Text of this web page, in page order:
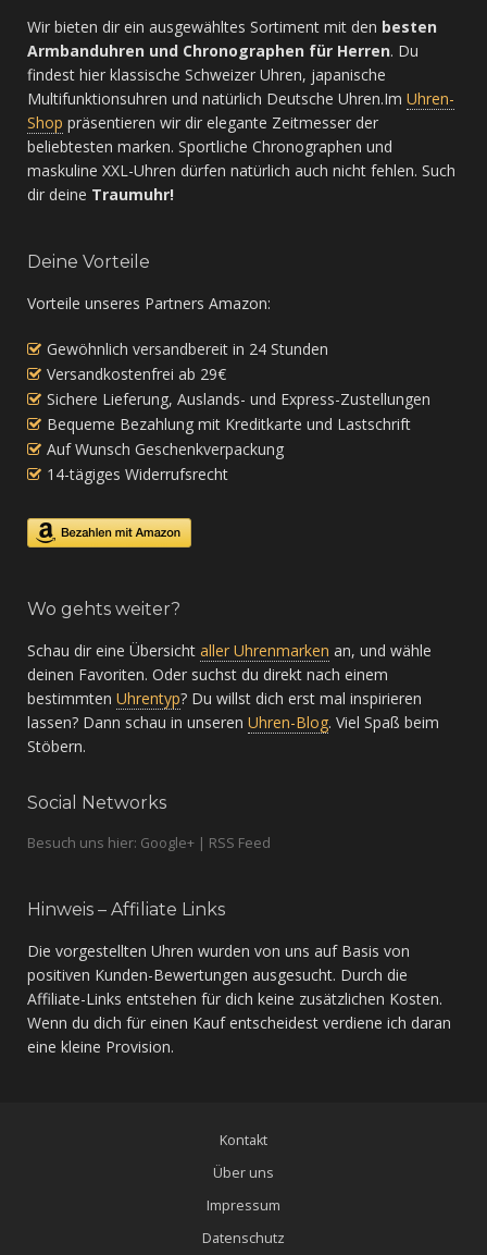
Wir bieten dir ein ausgewähltes Sortiment mit den besten
Armbanduhren und Chronographen für Herren. Du
findest hier klassische Schweizer Uhren, japanische
Multifunktionsuhren und natürlich Deutsche Uhren.Im Uhren-
Shop präsentieren wir dir elegante Zeitmesser der
beliebtesten marken. Sportliche Chronographen und
maskuline XXL-Uhren dürfen natürlich auch nicht fehlen. Such
dir deine Traumuhr!
Deine Vorteile
Vorteile unseres Partners Amazon:
Gewöhnlich versandbereit in 24 Stunden
Versandkostenfrei ab 29€
Sichere Lieferung, Auslands- und Express-Zustellungen
Bequeme Bezahlung mit Kreditkarte und Lastschrift
Auf Wunsch Geschenkverpackung
14-tägiges Widerrufsrecht
Wo gehts weiter?
Schau dir eine Übersicht aller Uhrenmarken an, und wähle
deinen Favoriten. Oder suchst du direkt nach einem
bestimmten Uhrentyp? Du willst dich erst mal inspirieren
lassen? Dann schau in unseren Uhren-Blog. Viel Spaß beim
Stöbern.
Social Networks
Besuch uns hier: Google+ | RSS Feed
Hinweis – Affiliate Links
Die vorgestellten Uhren wurden von uns auf Basis von
positiven Kunden-Bewertungen ausgesucht. Durch die
Affiliate-Links entstehen für dich keine zusätzlichen Kosten.
Wenn du dich für einen Kauf entscheidest verdiene ich daran
eine kleine Provision.
Kontakt
Über uns
Impressum
Datenschutz